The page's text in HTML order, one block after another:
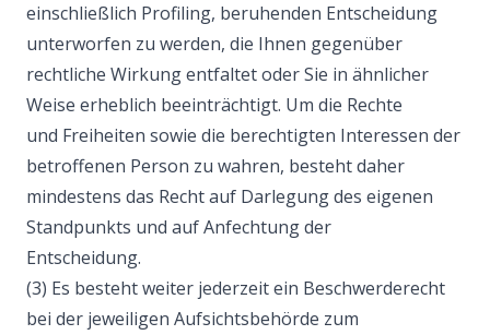
einschließlich Profiling, beruhenden Entscheidung
unterworfen zu werden, die Ihnen gegenüber
rechtliche Wirkung entfaltet oder Sie in ähnlicher
Weise erheblich beeinträchtigt. Um die Rechte
und Freiheiten sowie die berechtigten Interessen der
betroffenen Person zu wahren, besteht daher
mindestens das Recht auf Darlegung des eigenen
Standpunkts und auf Anfechtung der
Entscheidung.
(3) Es besteht weiter jederzeit ein Beschwerderecht
bei der jeweiligen Aufsichtsbehörde zum